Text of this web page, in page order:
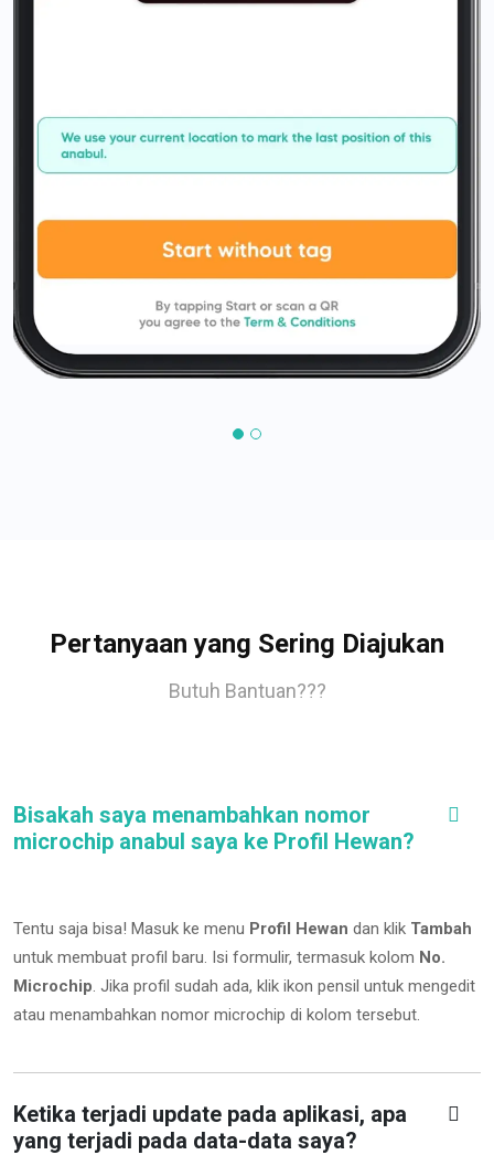
Pertanyaan yang Sering Diajukan
Butuh Bantuan???
Bisakah saya menambahkan nomor
microchip anabul saya ke Profil Hewan?
Tentu saja bisa! Masuk ke menu Profil Hewan dan klik Tambah
untuk membuat profil baru. Isi formulir, termasuk kolom No.
Microchip. Jika profil sudah ada, klik ikon pensil untuk mengedit
atau menambahkan nomor microchip di kolom tersebut.
Ketika terjadi update pada aplikasi, apa
yang terjadi pada data-data saya?